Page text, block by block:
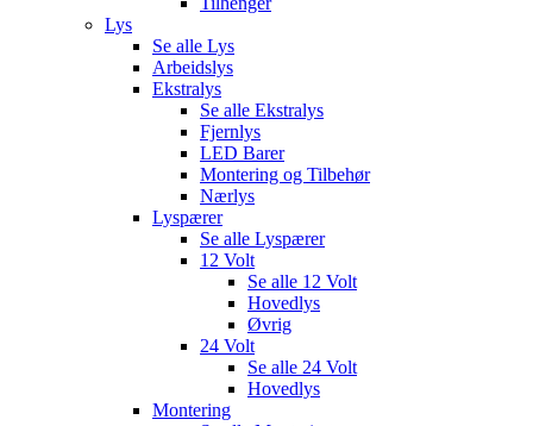
Lys
Se alle Lys
Arbeidslys
Ekstralys
Se alle Ekstralys
Fjernlys
LED Barer
Montering og Tilbehør
Nærlys
Lyspærer
Se alle Lyspærer
12 Volt
Se alle 12 Volt
Hovedlys
Øvrig
24 Volt
Se alle 24 Volt
Hovedlys
Montering